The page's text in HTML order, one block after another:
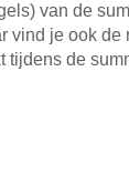
van de
vind je ook de
tijdens de